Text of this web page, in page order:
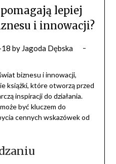
lepiej
i innowacji?
by Jagoda Dębska
biznesu i innowacji,
książki, które otworzą przed
inspiracji do działania.
być kluczem do
cennych wskazówek od